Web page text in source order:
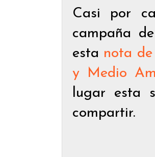
Casi por
campaña
esta nota
y Medio
lugar esta
compartir.